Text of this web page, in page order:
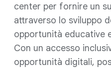
center per fornire un
attraverso lo sviluppo
opportunità educative
Con un accesso
opportunità digitali,